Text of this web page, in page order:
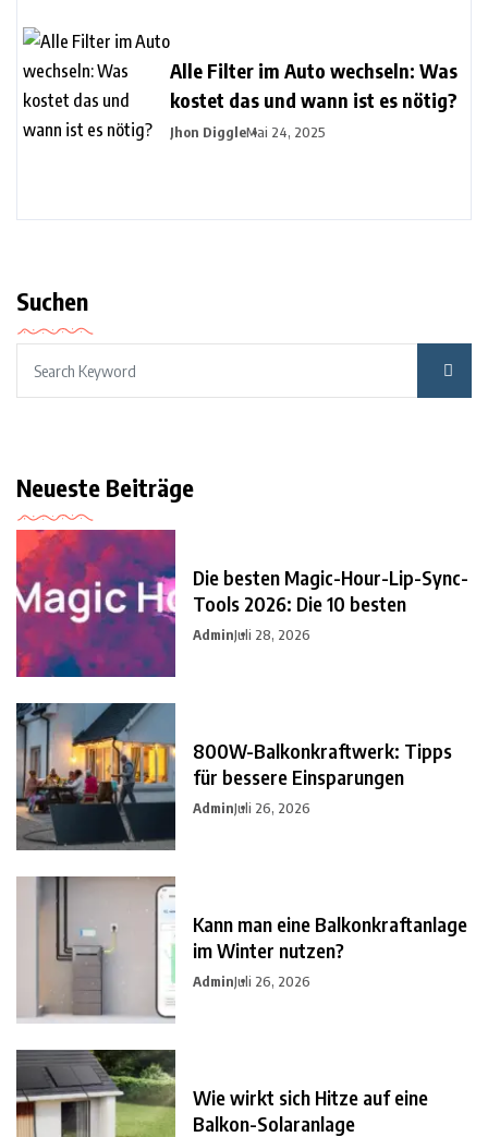
Alle Filter im Auto wechseln: Was
kostet das und wann ist es nötig?
Jhon DiggleMai 24, 2025
Suchen
Neueste Beiträge
Die besten Magic-Hour-Lip-Sync-
Tools 2026: Die 10 besten
AdminJuli 28, 2026
800W-Balkonkraftwerk: Tipps
für bessere Einsparungen
AdminJuli 26, 2026
Kann man eine Balkonkraftanlage
im Winter nutzen?
AdminJuli 26, 2026
Wie wirkt sich Hitze auf eine
Balkon-Solaranlage